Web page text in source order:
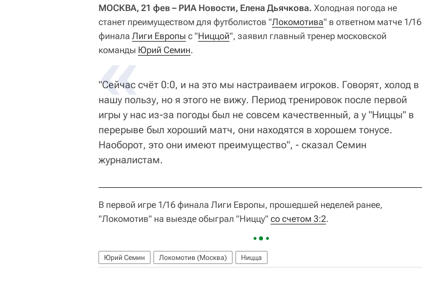
МОСКВА, 21 фев – РИА Новости, Елена Дьячкова. Холодная погода не
станет преимуществом для футболистов "Локомотива" в ответном матче 1/16
финала Лиги Европы с "Ниццой", заявил главный тренер московской
команды Юрий Семин.
"Сейчас счёт 0:0, и на это мы настраиваем игроков. Говорят, холод в
нашу пользу, но я этого не вижу. Период тренировок после первой
игры у нас из-за погоды был не совсем качественный, а у "Ниццы" в
перерыве был хороший матч, они находятся в хорошем тонусе.
Наоборот, это они имеют преимущество", - сказал Семин
журналистам.
В первой игре 1/16 финала Лиги Европы, прошедшей неделей ранее,
"Локомотив" на выезде обыграл "Ниццу" со счетом 3:2.
Юрий Семин Локомотив (Москва) Ницца